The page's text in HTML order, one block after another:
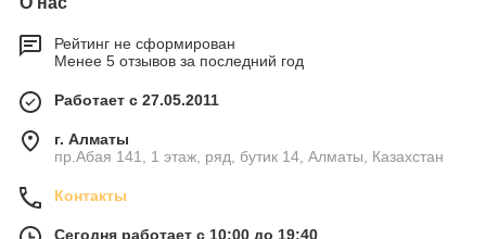
Рейтинг не сформирован
Менее 5 отзывов за последний год
Работает с 27.05.2011
г. Алматы
пр.Абая 141, 1 этаж, ряд, бутик 14, Алматы, Казахстан
Контакты
Сегодня работает с 10:00 до 19:40